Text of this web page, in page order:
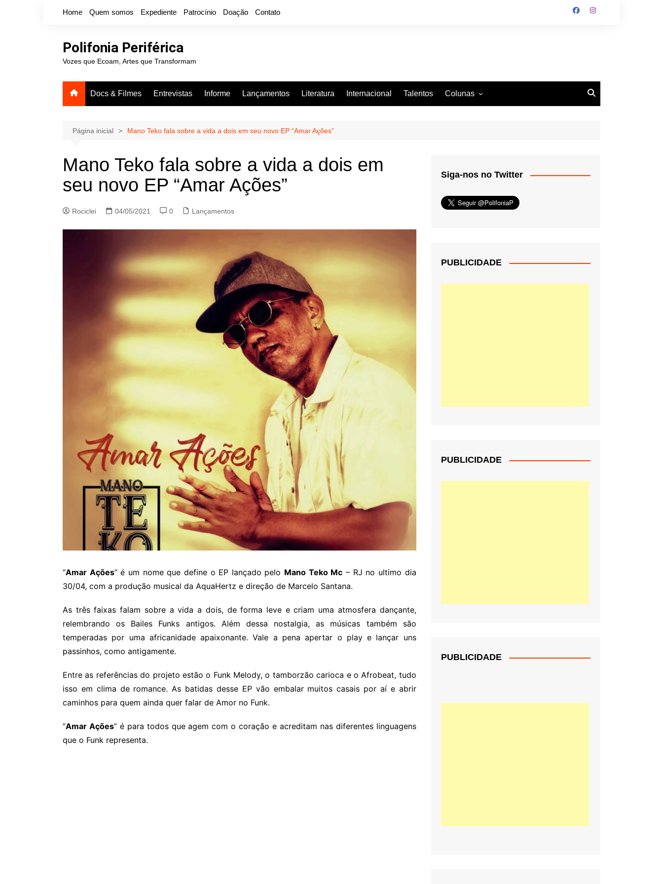
Home Quem somos Expediente Patrocínio Doação Contato
Polifonia Periférica
Vozes que Ecoam, Artes que Transformam
Docs & Filmes Entrevistas Informe Lançamentos Literatura Internacional Talentos Colunas
Página inicial Mano Teko fala sobre a vida a dois em seu novo EP “Amar Ações”
Mano Teko fala sobre a vida a dois em
seu novo EP “Amar Ações”
Rociclei 04/05/2021 0 Lançamentos
“Amar Ações” é um nome que define o EP lançado pelo Mano Teko Mc – RJ no ultimo dia
30/04, com a produção musical da AquaHertz e direção de Marcelo Santana.
As três faixas falam sobre a vida a dois, de forma leve e criam uma atmosfera dançante,
relembrando os Bailes Funks antigos. Além dessa nostalgia, as músicas também são
temperadas por uma africanidade apaixonante. Vale a pena apertar o play e lançar uns
passinhos, como antigamente.
Entre as referências do projeto estão o Funk Melody, o tamborzão carioca e o Afrobeat, tudo
isso em clima de romance. As batidas desse EP vão embalar muitos casais por aí e abrir
caminhos para quem ainda quer falar de Amor no Funk.
“Amar Ações” é para todos que agem com o coração e acreditam nas diferentes linguagens
que o Funk representa.
Siga-nos no Twitter
PUBLICIDADE
PUBLICIDADE
PUBLICIDADE